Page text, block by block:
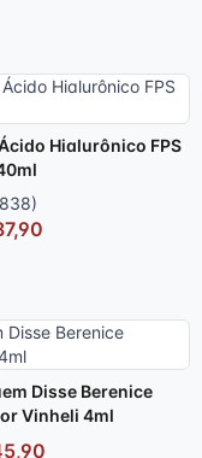
Hialurônico FPS
Disse Berenice
Vinheli 4ml